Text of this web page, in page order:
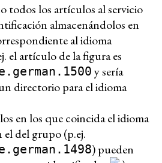
todos los artículos al servicio
almacenándolos en
al idioma
el artículo de la figura es
y sería
directorio para el idioma
en los que coincida el idioma
del grupo (p.ej.
) pueden